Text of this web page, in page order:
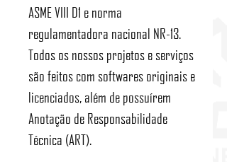
ASME VIII D1 e norma
regulamentadora nacional NR-13.
Todos os nossos projetos e serviços
são feitos com softwares originais e
licenciados, além de possuírem
Anotação de Responsabilidade
Técnica (ART).